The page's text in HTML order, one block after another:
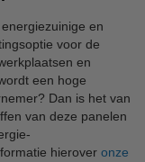
en
voor de
en
een hoge
Dan is het van
van deze panelen
hierover onze